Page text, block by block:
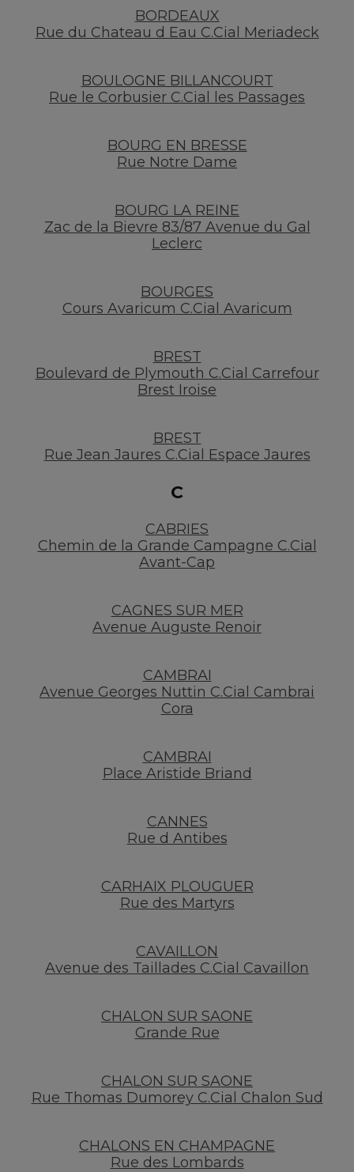
BORDEAUX
Rue du Chateau d Eau C.Cial Meriadeck
BOULOGNE BILLANCOURT
Rue le Corbusier C.Cial les Passages
BOURG EN BRESSE
Rue Notre Dame
BOURG LA REINE
Zac de la Bievre 83/87 Avenue du Gal
Leclerc
BOURGES
Cours Avaricum C.Cial Avaricum
BREST
Boulevard de Plymouth C.Cial Carrefour
Brest Iroise
BREST
Rue Jean Jaures C.Cial Espace Jaures
C
CABRIES
Chemin de la Grande Campagne C.Cial
Avant-Cap
CAGNES SUR MER
Avenue Auguste Renoir
CAMBRAI
Avenue Georges Nuttin C.Cial Cambrai
Cora
CAMBRAI
Place Aristide Briand
CANNES
Rue d Antibes
CARHAIX PLOUGUER
Rue des Martyrs
CAVAILLON
Avenue des Taillades C.Cial Cavaillon
CHALON SUR SAONE
Grande Rue
CHALON SUR SAONE
Rue Thomas Dumorey C.Cial Chalon Sud
CHALONS EN CHAMPAGNE
Rue des Lombards